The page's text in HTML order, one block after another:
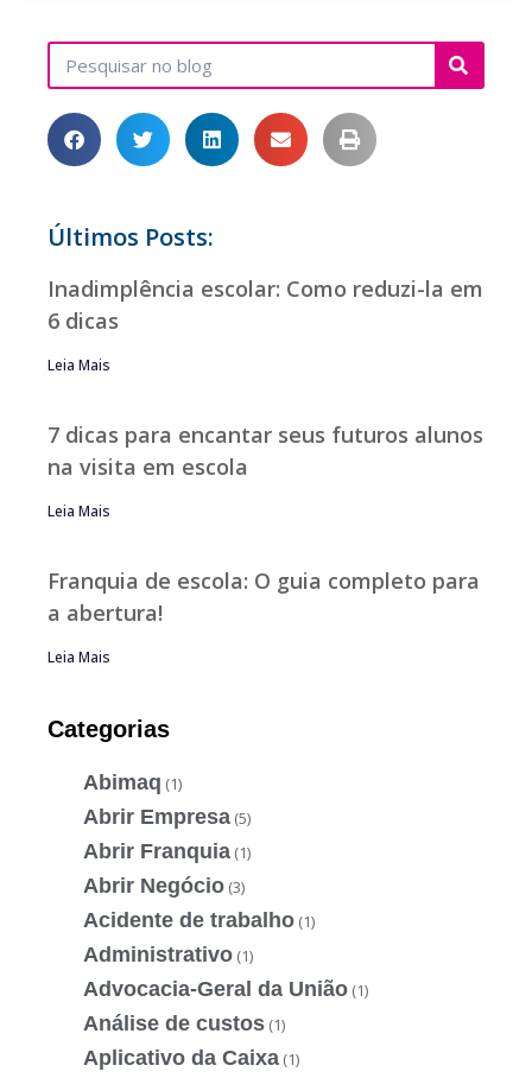
Últimos Posts:
Inadimplência escolar: Como reduzi-la em
6 dicas
Leia Mais
7 dicas para encantar seus futuros alunos
na visita em escola
Leia Mais
Franquia de escola: O guia completo para
a abertura!
Leia Mais
Categorias
Abimaq (1)
Abrir Empresa (5)
Abrir Franquia (1)
Abrir Negócio (3)
Acidente de trabalho (1)
Administrativo (1)
Advocacia-Geral da União (1)
Análise de custos (1)
Aplicativo da Caixa (1)